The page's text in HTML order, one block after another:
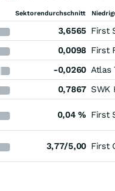
Sektorendurchschnitt
3,6565
0,0098
-0,0260
0,7867
0,04 %
3,77/5,00